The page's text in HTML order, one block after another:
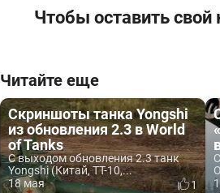
Чтобы оставить
Читайте еще
Скриншоты танка Yongshi
из обновления 2.3 в World
of Tanks
С выходом обновления 2.3 танк
Yongshi (Китай, ТТ-10,...
18 мая
1